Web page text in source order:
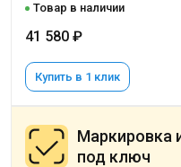
Товар в наличии
41 580 ₽
Купить в 1 клик
Маркировка
под ключ